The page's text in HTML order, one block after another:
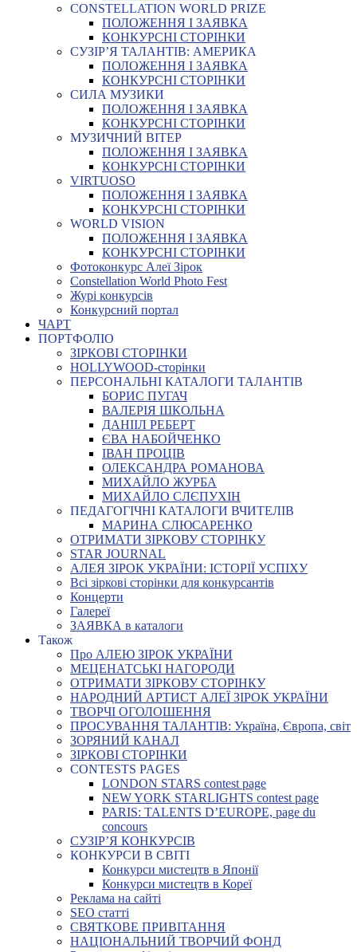
CONSTELLATION WORLD PRIZE
ПОЛОЖЕННЯ І ЗАЯВКА
КОНКУРСНІ СТОРІНКИ
СУЗІР’Я ТАЛАНТІВ: АМЕРИКА
ПОЛОЖЕННЯ І ЗАЯВКА
КОНКУРСНІ СТОРІНКИ
СИЛА МУЗИКИ
ПОЛОЖЕННЯ І ЗАЯВКА
КОНКУРСНІ СТОРІНКИ
МУЗИЧНИЙ ВІТЕР
ПОЛОЖЕННЯ І ЗАЯВКА
КОНКУРСНІ СТОРІНКИ
VIRTUOSO
ПОЛОЖЕННЯ І ЗАЯВКА
КОНКУРСНІ СТОРІНКИ
WORLD VISION
ПОЛОЖЕННЯ І ЗАЯВКА
КОНКУРСНІ СТОРІНКИ
Фотоконкурс Алеї Зірок
Constellation World Photo Fest
Журі конкурсів
Конкурсний портал
ЧАРТ
ПОРТФОЛІО
ЗІРКОВІ СТОРІНКИ
HOLLYWOOD-сторінки
ПЕРСОНАЛЬНІ КАТАЛОГИ ТАЛАНТІВ
БОРИС ПУГАЧ
ВАЛЕРІЯ ШКОЛЬНА
ДАНІІЛ РЕБЕРТ
ЄВА НАБОЙЧЕНКО
ІВАН ПРОЦІВ
ОЛЕКСАНДРА РОМАНОВА
МИХАЙЛО ЖУРБА
МИХАЙЛО СЛЄПУХІН
ПЕДАГОГІЧНІ КАТАЛОГИ ВЧИТЕЛІВ
МАРИНА СЛЮСАРЕНКО
ОТРИМАТИ ЗІРКОВУ СТОРІНКУ
STAR JOURNAL
АЛЕЯ ЗІРОК УКРАЇНИ: ІСТОРІЇ УСПІХУ
Всі зіркові сторінки для конкурсантів
Концерти
Галереї
ЗАЯВКА в каталоги
Також
Про АЛЕЮ ЗІРОК УКРАЇНИ
МЕЦЕНАТСЬКІ НАГОРОДИ
ОТРИМАТИ ЗІРКОВУ СТОРІНКУ
НАРОДНИЙ АРТИСТ АЛЕЇ ЗІРОК УКРАЇНИ
ТВОРЧІ ОГОЛОШЕННЯ
ПРОСУВАННЯ ТАЛАНТІВ: Україна, Європа, світ
ЗОРЯНИЙ КАНАЛ
ЗІРКОВІ СТОРІНКИ
CONTESTS PAGES
LONDON STARS contest page
NEW YORK STARLIGHTS contest page
PARIS: TALENTS D’EUROPE, page du
concours
СУЗІР’Я КОНКУРСІВ
КОНКУРСИ В СВІТІ
Конкурси мистецтв в Японії
Конкурси мистецтв в Кореї
Реклама на сайті
SEO статті
СВЯТКОВЕ ПРИВІТАННЯ
НАЦІОНАЛЬНИЙ ТВОРЧИЙ ФОНД